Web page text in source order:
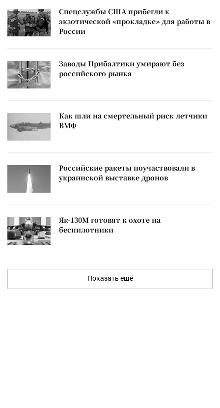
Спецслужбы США прибегли к
экзотической «прокладке» для работы в
России
Заводы Прибалтики умирают без
российского рынка
Как шли на смертельный риск летчики
ВМФ
Российские ракеты поучаствовали в
украинской выставке дронов
Як-130М готовят к охоте на
беспилотники
Показать ещё